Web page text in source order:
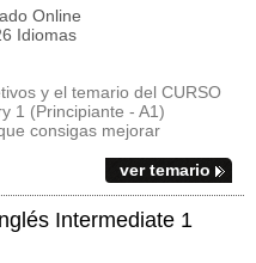
Online
Idiomas
y el temario del CURSO
1 (Principiante - A1)
consigas mejorar
ver temario
Intermediate 1